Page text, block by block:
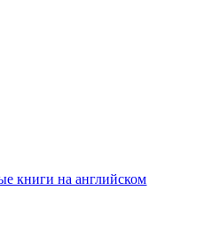
книги на английском